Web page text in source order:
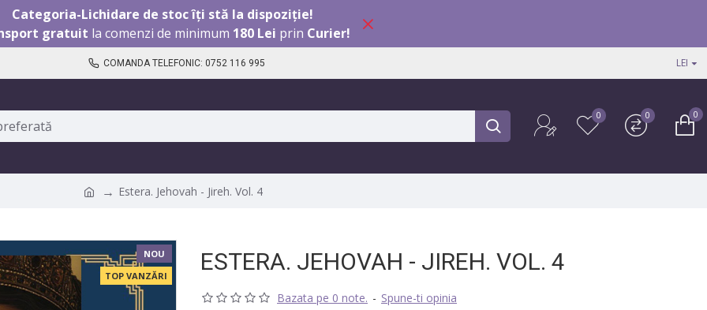
Categoria-Lichidare de stoc îți stă la dispoziție!
gratuit la comenzi de minimum 180 Lei prin Curier!
COMANDA TELEFONIC: 0752 116 995 LEI
0 0 0
Estera. Jehovah - Jireh. Vol. 4
NOU
TOP VANZĂRI
ESTERA. JEHOVAH - JIREH. VOL. 4
Bazata pe 0 note. - Spune-ti opinia